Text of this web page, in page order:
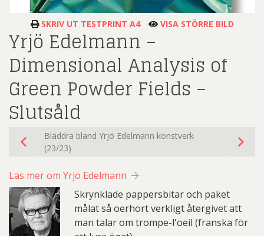
SKRIV UT TESTPRINT A4 VISA STÖRRE BILD
Yrjö Edelmann –
Dimensional Analysis of
Green Powder Fields –
Slutsåld
Bläddra bland Yrjö Edelmann konstverk
(23/23)
Läs mer om Yrjö Edelmann
Skrynklade pappersbitar och paket
målat så oerhört verkligt återgivet att
man talar om trompe-l'oeil (franska för